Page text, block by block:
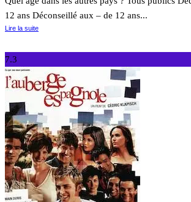
12 ans Déconseillé aux – de 12 ans...
Lire la suite
7.3